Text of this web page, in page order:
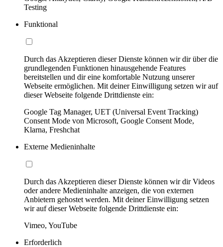
Testing
Funktional
Durch das Akzeptieren dieser Dienste können wir dir über die
grundlegenden Funktionen hinausgehende Features
bereitstellen und dir eine komfortable Nutzung unserer
Webseite ermöglichen. Mit deiner Einwilligung setzen wir auf
dieser Webseite folgende Drittdienste ein:
Google Tag Manager, UET (Universal Event Tracking)
Consent Mode von Microsoft, Google Consent Mode,
Klarna, Freshchat
Externe Medieninhalte
Durch das Akzeptieren dieser Dienste können wir dir Videos
oder andere Medieninhalte anzeigen, die von externen
Anbietern gehostet werden. Mit deiner Einwilligung setzen
wir auf dieser Webseite folgende Drittdienste ein:
Vimeo, YouTube
Erforderlich